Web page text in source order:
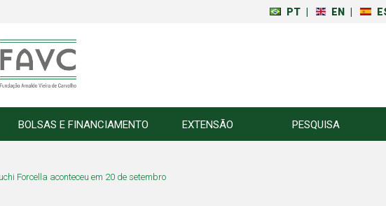
PT EN
BOLSAS E FINANCIAMENTO EXTENSÃO PESQUISA
Forcella aconteceu em 20 de setembro